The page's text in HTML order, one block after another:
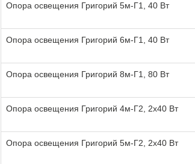
Опора освещения Григорий 5м-Г1, 40 Вт
Опора освещения Григорий 6м-Г1, 40 Вт
Опора освещения Григорий 8м-Г1, 80 Вт
Опора освещения Григорий 4м-Г2, 2х40 Вт
Опора освещения Григорий 5м-Г2, 2х40 Вт